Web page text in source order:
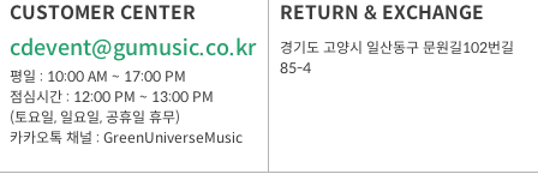
CUSTOMER CENTER
cdevent@gumusic.co.kr
평일 : 10:00 AM ~ 17:00 PM
점심시간 : 12:00 PM ~ 13:00 PM
(토요일, 일요일, 공휴일 휴무)
카카오톡 채널 : GreenUniverseMusic
RETURN & EXCHANGE
경기도 고양시 일산동구 문원길102번길
85-4